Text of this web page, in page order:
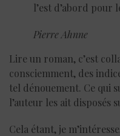
l’est d’abord pour
Pierre Ahnne
Lire un roman, c’est
consciemment, des
tel dénouement. Ce qui
l’auteur les ait disposés
Cela étant, je